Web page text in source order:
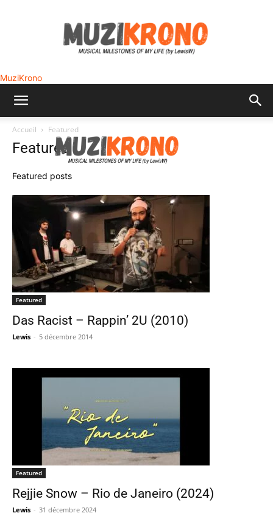
MuziKrono
Accueil Featured
Featured
Featured posts
Featured
Das Racist – Rappin’ 2U (2010)
Lewis - 5 décembre 2014
Featured
Rejjie Snow – Rio de Janeiro (2024)
Lewis - 31 décembre 2024